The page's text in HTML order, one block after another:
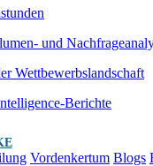
und
Wettbewerbslandschaft
Berichte
Vordenkertum Blogs